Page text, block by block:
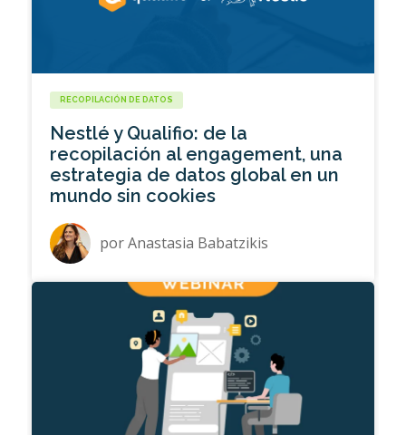
RECOPILACIÓN DE DATOS
Nestlé y Qualifio: de la
recopilación al engagement, una
estrategia de datos global en un
mundo sin cookies
porAnastasia Babatzikis